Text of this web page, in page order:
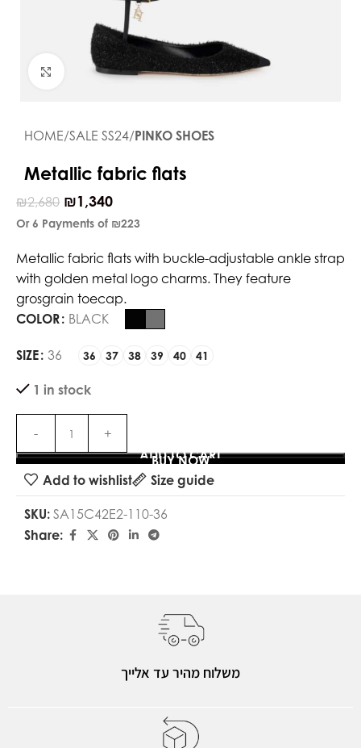
Click to enlarge
HOME SALE SS24 PINKO SHOES
Metallic fabric flats
₪2,680 ₪1,340
Or 6 Payments of ₪223
Metallic fabric flats with buckle-adjustable ankle strap
with golden metal logo charms. They feature
grosgrain toecap.
COLOR BLACK
SIZE 36 36 37 38 39 40 41
1 in stock
ADD TO CART
BUY NOW
Add to wishlist
Size guide
SKU: SA15C42E2-110-36
Share:
משלוח מהיר עד אלייך